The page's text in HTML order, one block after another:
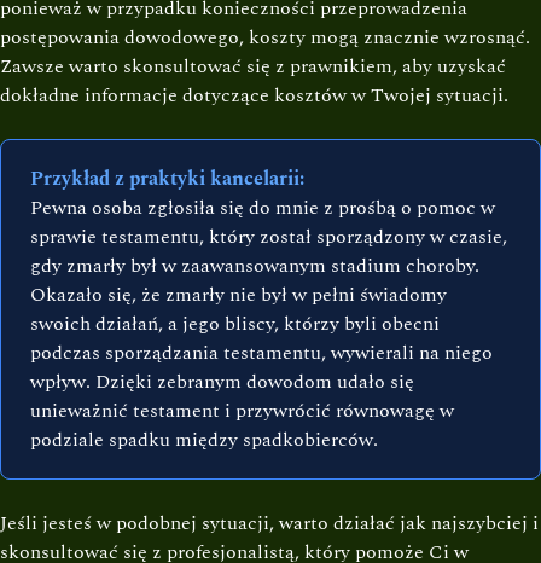
ponieważ w przypadku konieczności przeprowadzenia
postępowania dowodowego, koszty mogą znacznie wzrosnąć.
Zawsze warto skonsultować się z prawnikiem, aby uzyskać
dokładne informacje dotyczące kosztów w Twojej sytuacji.
Przykład z praktyki kancelarii:
Pewna osoba zgłosiła się do mnie z prośbą o pomoc w
sprawie testamentu, który został sporządzony w czasie,
gdy zmarły był w zaawansowanym stadium choroby.
Okazało się, że zmarły nie był w pełni świadomy
swoich działań, a jego bliscy, którzy byli obecni
podczas sporządzania testamentu, wywierali na niego
wpływ. Dzięki zebranym dowodom udało się
unieważnić testament i przywrócić równowagę w
podziale spadku między spadkobierców.
Jeśli jesteś w podobnej sytuacji, warto działać jak najszybciej i
skonsultować się z profesjonalistą, który pomoże Ci w